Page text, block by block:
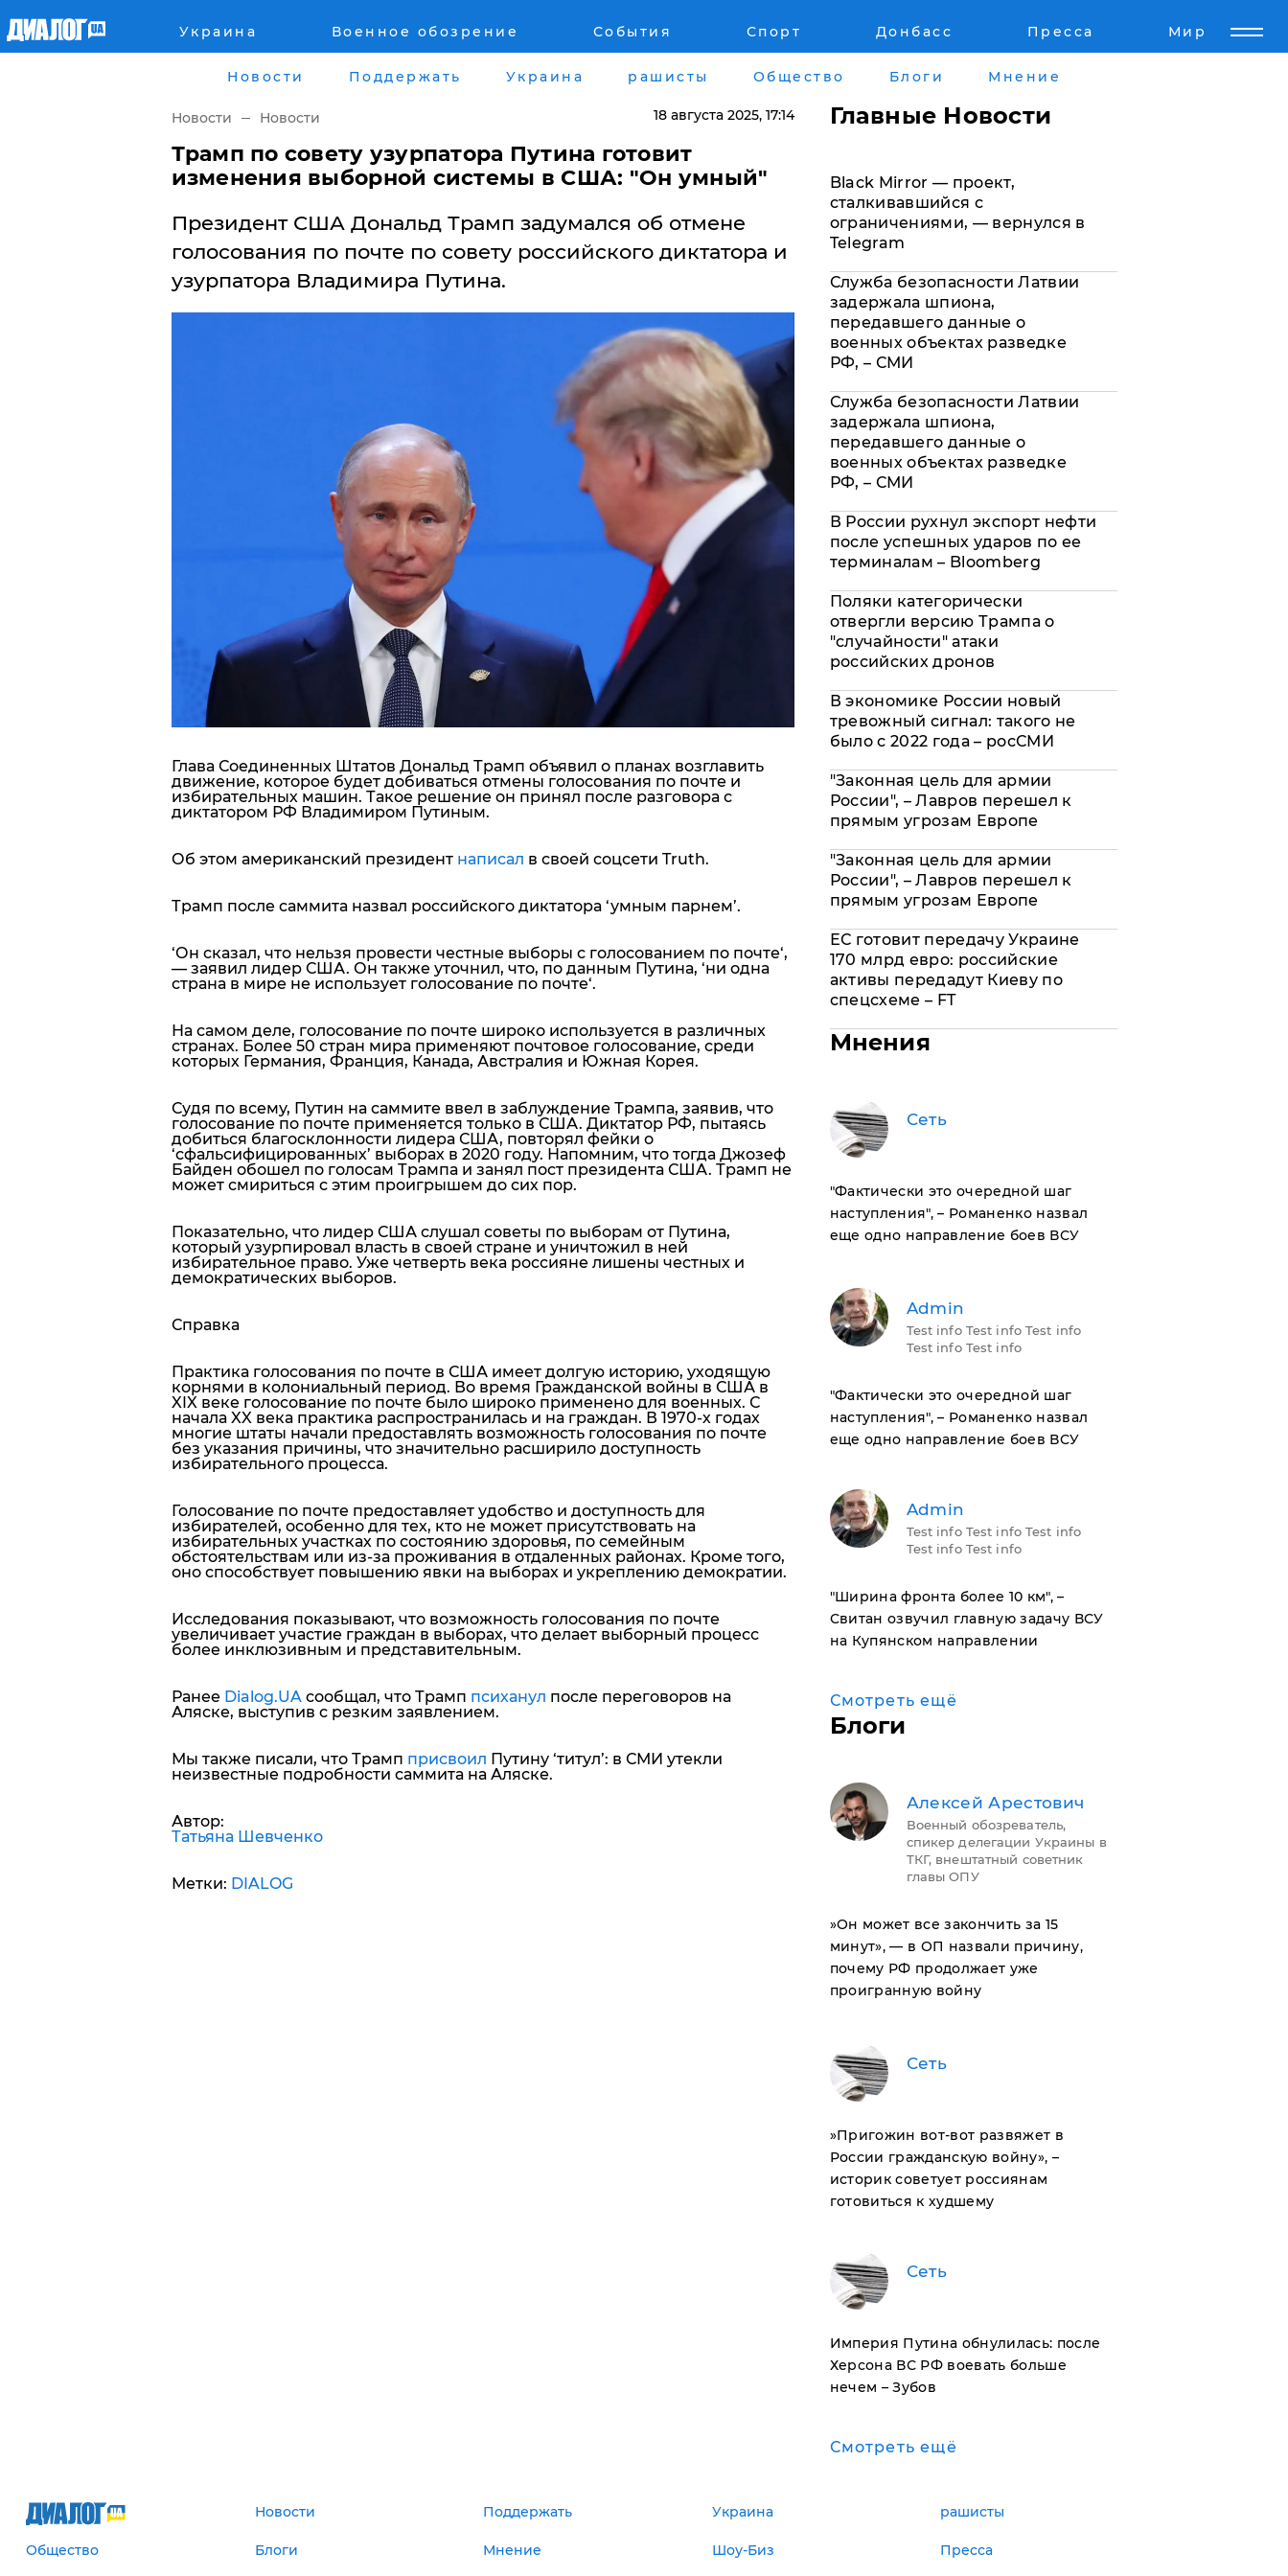
Украина Военное обозрение События Спорт Донбасс Пресса Мир
Военное обозрение
Города
Луганск
Киев
Харьков
Днепр
Война на Донбассе и в Крыму
"ЛНР"
Оккупация Крыма
Новости Крыма
Донбасс
Лайф стайл
Стиль Диалога
Общество
Пресс-релизы
Новости Поддержать Украина рашисты Общество Блоги Мнение
Новости Новости 18 августа 2025, 17:14
​Трамп по совету узурпатора Путина готовит
изменения выборной системы в США: "Он умный"
Президент США Дональд Трамп задумался об отмене
голосования по почте по совету российского диктатора и
узурпатора Владимира Путина.
Глава Соединенных Штатов Дональд Трамп объявил о планах возглавить
движение, которое будет добиваться отмены голосования по почте и
избирательных машин. Такое решение он принял после разговора с
диктатором РФ Владимиром Путиным.
Об этом американский президент написал в своей соцсети Truth.
Трамп после саммита назвал российского диктатора ‘умным парнем’.
‘Он сказал, что нельзя провести честные выборы с голосованием по почте‘,
— заявил лидер США. Он также уточнил, что, по данным Путина, ‘ни одна
страна в мире не использует голосование по почте‘.
На самом деле, голосование по почте широко используется в различных
странах. Более 50 стран мира применяют почтовое голосование, среди
которых Германия, Франция, Канада, Австралия и Южная Корея.
Судя по всему, Путин на саммите ввел в заблуждение Трампа, заявив, что
голосование по почте применяется только в США. Диктатор РФ, пытаясь
добиться благосклонности лидера США, повторял фейки о
‘сфальсифицированных’ выборах в 2020 году. Напомним, что тогда Джозеф
Байден обошел по голосам Трампа и занял пост президента США. Трамп не
может смириться с этим проигрышем до сих пор.
Показательно, что лидер США слушал советы по выборам от Путина,
который узурпировал власть в своей стране и уничтожил в ней
избирательное право. Уже четверть века россияне лишены честных и
демократических выборов.
Справка
Практика голосования по почте в США имеет долгую историю, уходящую
корнями в колониальный период. Во время Гражданской войны в США в
XIX веке голосование по почте было широко применено для военных. С
начала XX века практика распространилась и на граждан. В 1970-х годах
многие штаты начали предоставлять возможность голосования по почте
без указания причины, что значительно расширило доступность
избирательного процесса.
Голосование по почте предоставляет удобство и доступность для
избирателей, особенно для тех, кто не может присутствовать на
избирательных участках по состоянию здоровья, по семейным
обстоятельствам или из-за проживания в отдаленных районах. Кроме того,
оно способствует повышению явки на выборах и укреплению демократии.
Исследования показывают, что возможность голосования по почте
увеличивает участие граждан в выборах, что делает выборный процесс
более инклюзивным и представительным.
Ранее Dialog.UAсообщал, что Трамп психанул после переговоров на
Аляске, выступив с резким заявлением.
Мы также писали, что Трамп присвоил Путину ‘титул’: в СМИ утекли
неизвестные подробности саммита на Аляске.
Автор:
Татьяна Шевченко
Метки: DIALOG
Главные Новости
Black Mirror — проект,
сталкивавшийся с
ограничениями, — вернулся в
Telegram
Служба безопасности Латвии
задержала шпиона,
передавшего данные о
военных объектах разведке
РФ, – СМИ
Служба безопасности Латвии
задержала шпиона,
передавшего данные о
военных объектах разведке
РФ, – СМИ
В России рухнул экспорт нефти
после успешных ударов по ее
терминалам – Bloomberg
Поляки категорически
отвергли версию Трампа о
"случайности" атаки
российских дронов
В экономике России новый
тревожный сигнал: такого не
было с 2022 года – росСМИ
"Законная цель для армии
России", – Лавров перешел к
прямым угрозам Европе
"Законная цель для армии
России", – Лавров перешел к
прямым угрозам Европе
ЕС готовит передачу Украине
170 млрд евро: российские
активы передадут Киеву по
спецсхеме – FT
Мнения
Сеть
​"Фактически это очередной шаг
наступления", – Романенко назвал
еще одно направление боев ВСУ
Admin
Test info Test info Test info
Test info Test info
​"Фактически это очередной шаг
наступления", – Романенко назвал
еще одно направление боев ВСУ
Admin
Test info Test info Test info
Test info Test info
​"Ширина фронта более 10 км", –
Свитан озвучил главную задачу ВСУ
на Купянском направлении
Смотреть ещё
Блоги
Алексей Арестович
Военный обозреватель,
спикер делегации Украины в
ТКГ, внештатный советник
главы ОПУ
​»Он может все закончить за 15
минут», — в ОП назвали причину,
почему РФ продолжает уже
проигранную войну
Сеть
​»Пригожин вот-вот развяжет в
России гражданскую войну», –
историк советует россиянам
готовиться к худшему
Сеть
Империя Путина обнулилась: после
Херсона ВС РФ воевать больше
нечем – Зубов
Смотреть ещё
Новости Поддержать Украина рашисты
Общество Блоги Мнение Шоу-Биз Пресса